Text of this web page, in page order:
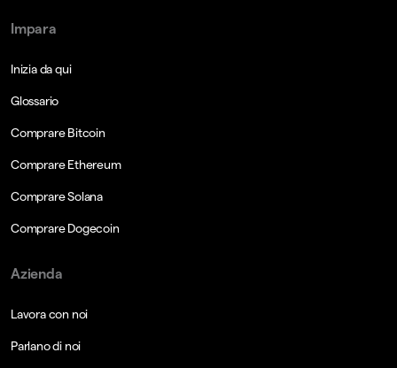
Impara
Inizia da qui
Glossario
Comprare Bitcoin
Comprare Ethereum
Comprare Solana
Comprare Dogecoin
Azienda
Lavora con noi
Parlano di noi